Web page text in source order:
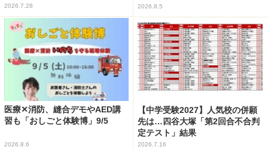
2026.7.28 2026.8.5
医療✕消防、縫合デモやAED講
習も「おしごと体験博」9/5
2026.8.6
【中学受験2027】人気校の併願
先は…四谷大塚「第2回合不合判
定テスト」結果
2026.7.16